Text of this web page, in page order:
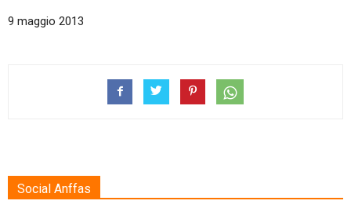
9 maggio 2013
Social Anffas